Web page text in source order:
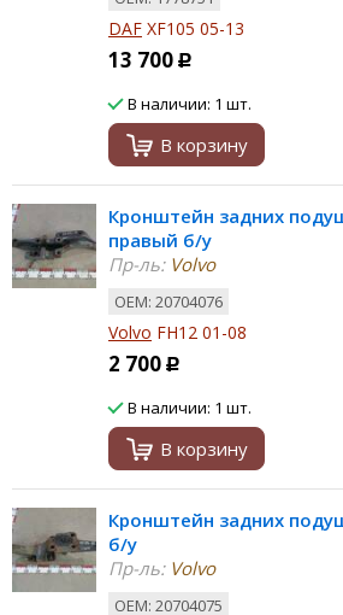
DAF XF105 05-13
13 700 Р
В наличии: 1 шт.
В корзину
Кронштейн задних
правый б/у
Пр-ль:Volvo
ОЕМ: 20704076
Volvo FH12 01-08
2 700 Р
В наличии: 1 шт.
В корзину
Кронштейн задних
б/у
Пр-ль:Volvo
ОЕМ: 20704075